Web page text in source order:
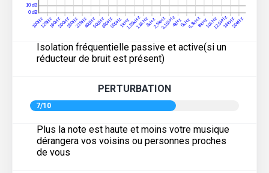
Isolation fréquentielle passive et active(si un
réducteur de bruit est présent)
PERTURBATION
7/10
Plus la note est haute et moins votre musique
dérangera vos voisins ou personnes proches
de vous